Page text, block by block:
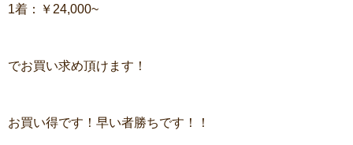
1着：￥24,000~
でお買い求め頂けます！
お買い得です！早い者勝ちです！！